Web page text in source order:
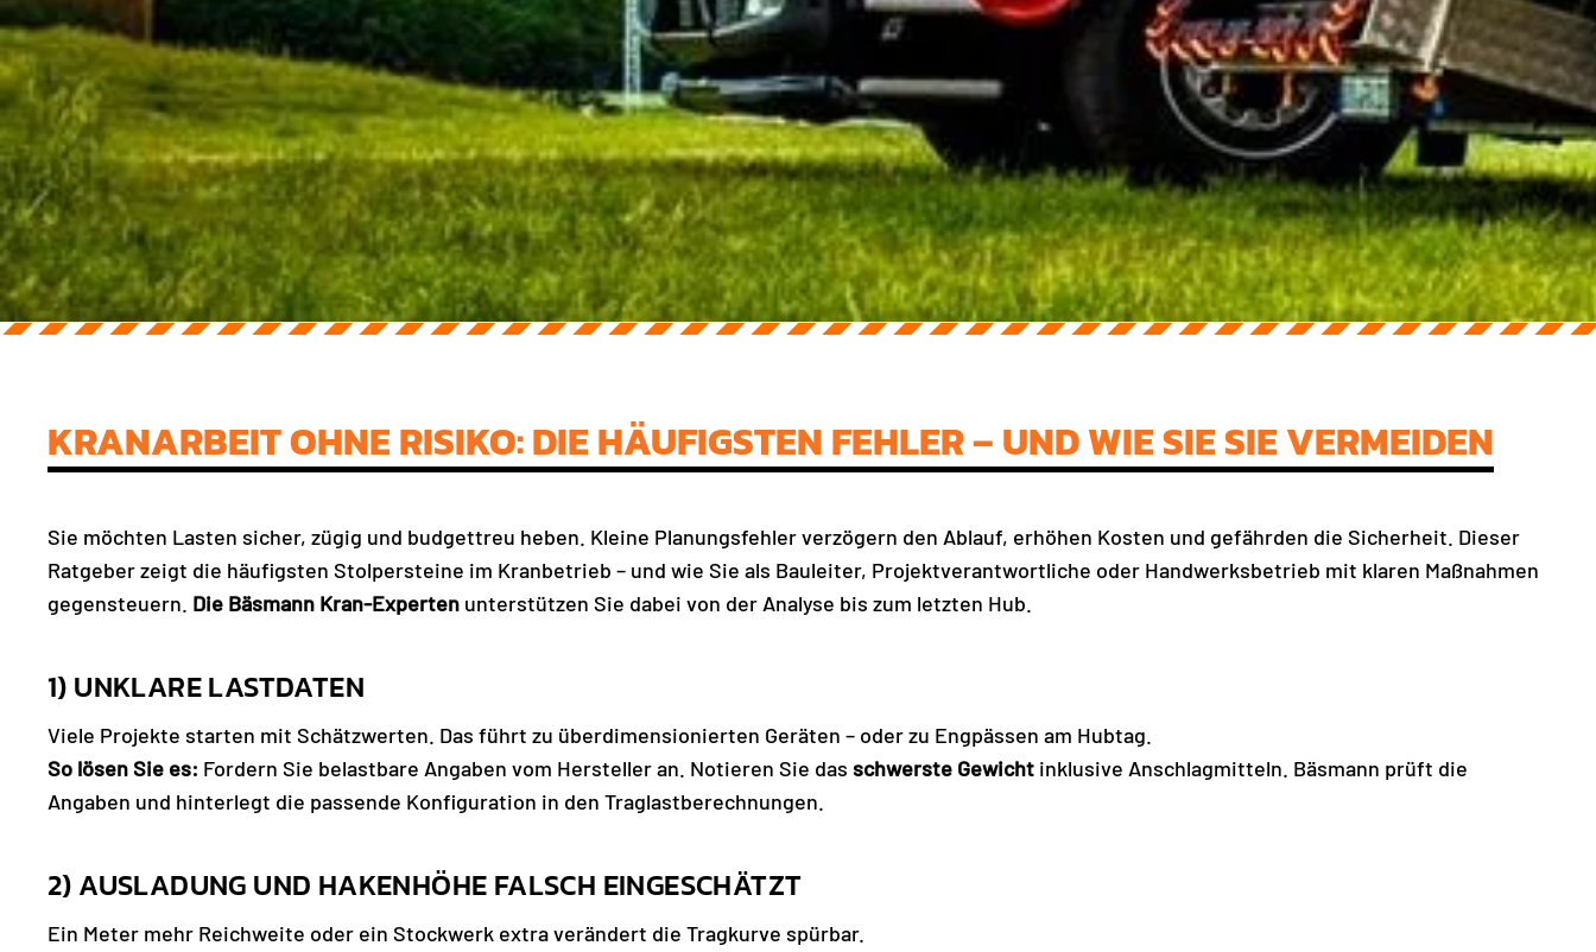
KRANARBEIT OHNE RISIKO: DIE HÄUFIGSTEN FEHLER – UND WIE SIE SIE VERMEIDEN
Sie möchten Lasten sicher, zügig und budgettreu heben. Kleine Planungsfehler verzögern den Ablauf, erhöhen Kosten und gefährden die Sicherheit. Dieser
Ratgeber zeigt die häufigsten Stolpersteine im Kranbetrieb – und wie Sie als Bauleiter, Projektverantwortliche oder Handwerksbetrieb mit klaren Maßnahmen
gegensteuern. Die Bäsmann Kran-Experten unterstützen Sie dabei von der Analyse bis zum letzten Hub.
1) UNKLARE LASTDATEN
Viele Projekte starten mit Schätzwerten. Das führt zu überdimensionierten Geräten – oder zu Engpässen am Hubtag.
So lösen Sie es: Fordern Sie belastbare Angaben vom Hersteller an. Notieren Sie das schwerste Gewicht inklusive Anschlagmitteln. Bäsmann prüft die
Angaben und hinterlegt die passende Konfiguration in den Traglastberechnungen.
2) AUSLADUNG UND HAKENHÖHE FALSCH EINGESCHÄTZT
Ein Meter mehr Reichweite oder ein Stockwerk extra verändert die Tragkurve spürbar.